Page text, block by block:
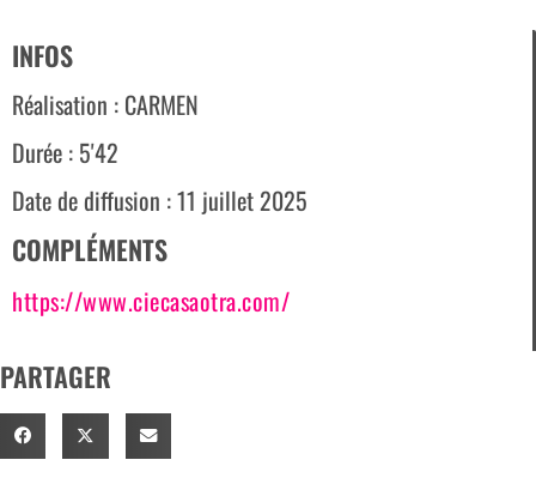
INFOS
Réalisation : CARMEN
Durée : 5'42
Date de diffusion : 11 juillet 2025
COMPLÉMENTS
https://www.ciecasaotra.com/
PARTAGER